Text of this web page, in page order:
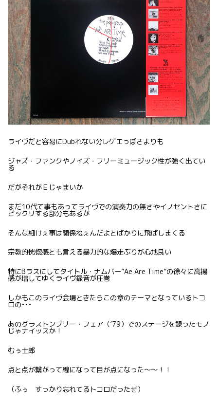
ライヴだと容易にDubれない分レゲエっぽさよりも
ジャズ・ファンクやノイズ・フリーミュージック性が強く出てい
る
だがそれがＥじゃまいか
まだ10代て事もあってライヴでの演奏力の無さやイノセントさに
ビックリする部分もあるが
そんな細けぇ事は関係ねぇんだよとばかりに飛ばしまくる
宗教的恍惚感とも言える暴力的な爆走ぶりが心地良い
特にBラスにしてタイトル・ナムバー”Ae Are Time”の徐々に高揚
感が増してゆくライヴ録音が圧巻
しかもこのライヴ会場ときたらこの章のテーマとなっているトコ
ロの•••
あのグラストンブリー・フェア（’79）でのステージを録ったモノ
じゃナイッスか！
むぅ士郎
点と点が繋がって線になって目が点になった〜〜！！
（ふぅ すっかり忘れてるトコロだったぜ）